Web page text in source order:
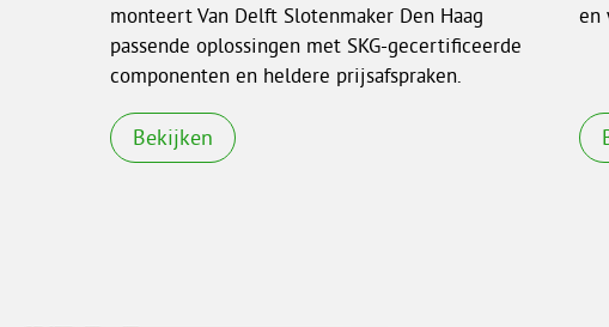
monteert Van Delft Slotenmaker Den Haag
passende oplossingen met SKG-gecertificeerde
componenten en heldere prijsafspraken.
Bekijken
en